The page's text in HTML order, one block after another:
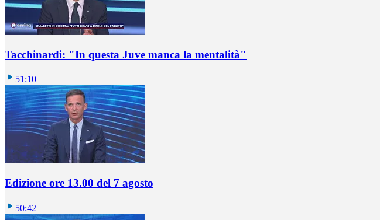
Tacchinardi: "In questa Juve manca la mentalità"
51:10
Edizione ore 13.00 del 7 agosto
50:42